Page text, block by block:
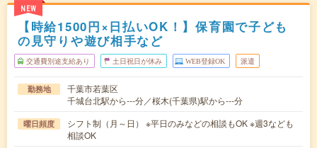
NEW
【時給1500円×日払いOK！】保育園で子ども
の見守りや遊び相手など
交通費別途支給あり 土日祝日が休み WEB登録OK 派遣
勤務地
千葉市若葉区
千城台北駅から---分／桜木(千葉県)駅から---分
曜日頻度
シフト制（月～日） ※平日のみなどの相談もOK ※週3なども
相談OK